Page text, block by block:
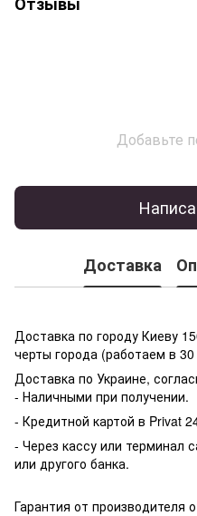
Добавьте
Доставка
Доставка по городу Киеву
черты города (работаем в
Доставка по Украине,
- Наличными при получении.
- Кредитной картой в Privat
- Через кассу или терминал
или другого банка.
Гарантия от производителя